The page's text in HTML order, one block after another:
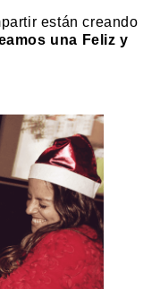
están creando
una Feliz y